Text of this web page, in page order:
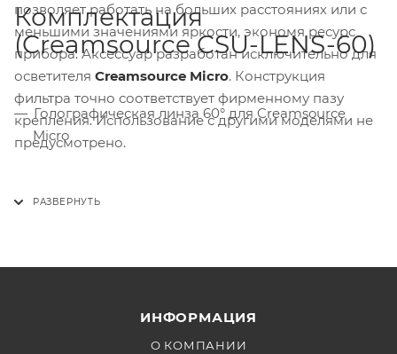
позволяет работать на больших расстояниях или с
меньшими значениями яркости, экономя ресурс
прибора. Аксессуар разработан исключительно для
осветителя Creamsource Micro. Конструкция
фильтра точно соответствует фирменному пазу
крепления. Использование с другими моделями не
предусмотрено.
Комплектация
(Creamsource CSU-LENS-60)
Голографическая линза 60° для Creamsource
Micro
ИНФОРМАЦИЯ
О КОМПАНИИ